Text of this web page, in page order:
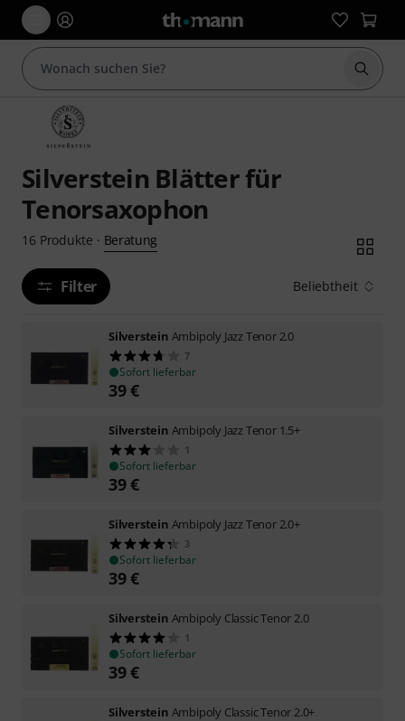
Suche
Silverstein Blätter für
Tenorsaxophon
16 Produkte · Beratung
Filter Beliebtheit
Silverstein Ambipoly Jazz Tenor 2.0
7
Sofort lieferbar
39€
Silverstein Ambipoly Jazz Tenor 1.5+
1
Sofort lieferbar
39€
Silverstein Ambipoly Jazz Tenor 2.0+
3
Sofort lieferbar
39€
Silverstein Ambipoly Classic Tenor 2.0
1
Sofort lieferbar
39€
Silverstein Ambipoly Classic Tenor 2.0+